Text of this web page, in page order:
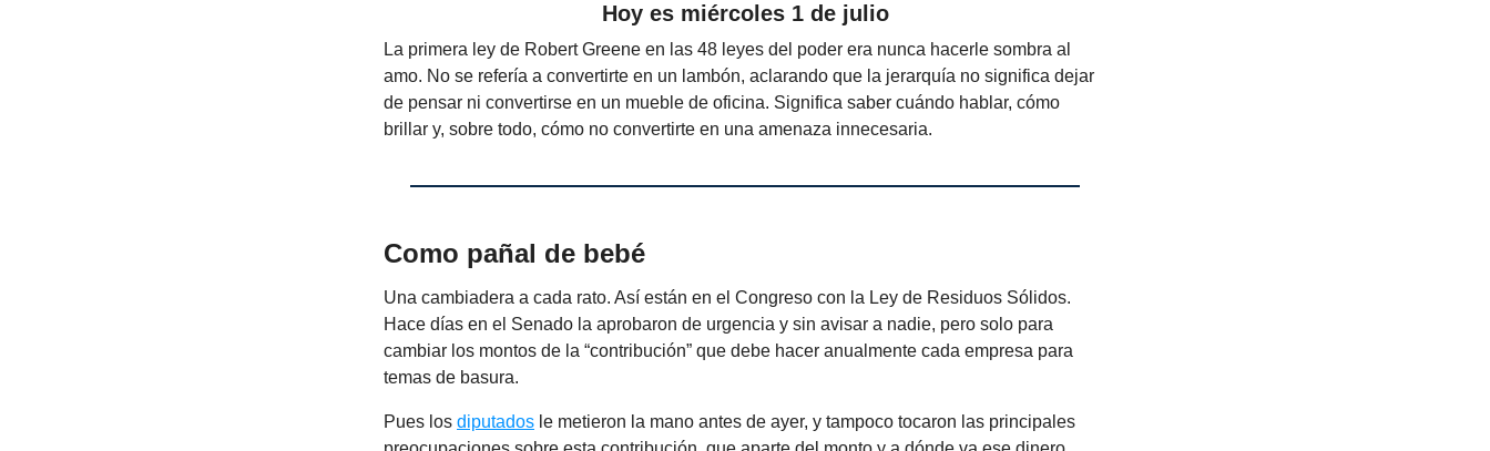
Hoy es miércoles 1 de julio
La primera ley de Robert Greene en las 48 leyes del poder era nunca hacerle sombra al
amo. No se refería a convertirte en un lambón, aclarando que la jerarquía no significa dejar
de pensar ni convertirse en un mueble de oficina. Significa saber cuándo hablar, cómo
brillar y, sobre todo, cómo no convertirte en una amenaza innecesaria.
Como pañal de bebé
Una cambiadera a cada rato. Así están en el Congreso con la Ley de Residuos Sólidos.
Hace días en el Senado la aprobaron de urgencia y sin avisar a nadie, pero solo para
cambiar los montos de la “contribución” que debe hacer anualmente cada empresa para
temas de basura.
Pues los diputados le metieron la mano antes de ayer, y tampoco tocaron las principales